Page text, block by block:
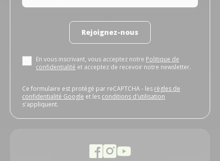
Rejoignez-nous
En vous inscrivant, vous acceptez notre Politique de
confidentialité et acceptez de recevoir notre newsletter.
Ce formulaire est protégé par reCAPTCHA - les règles de
confidentialité Google et les conditions d'utilisation
s'appliquent.